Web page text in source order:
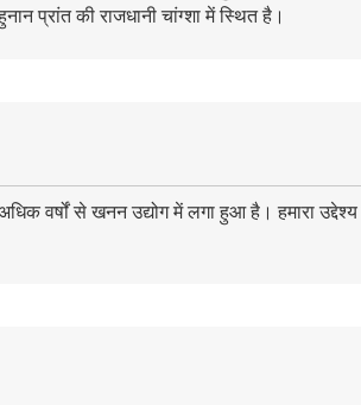
प्रांत की राजधानी चांग्शा में स्थित है।
वर्षों से खनन उद्योग में लगा हुआ है। हमारा